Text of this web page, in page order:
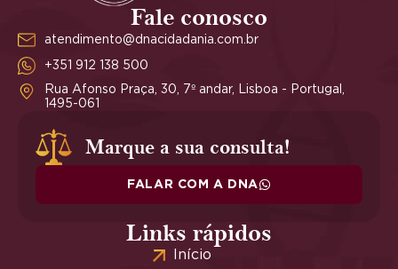
Fale conosco
atendimento@dnacidadania.com.br
+351 912 138 500
Rua Afonso Praça, 30, 7º andar, Lisboa - Portugal,
1495-061
Marque a sua consulta!
FALAR COM A DNA
Links rápidos
Início